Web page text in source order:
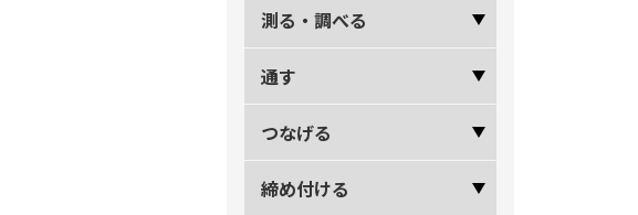
測る・調べる
通す
つなげる
締め付ける